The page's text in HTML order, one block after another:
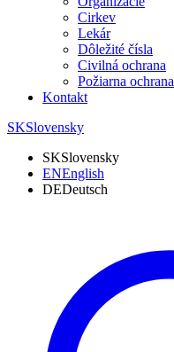
Cirkev
Lekár
Dôležité čísla
Civilná ochrana
Požiarna ochrana
Kontakt
SKSlovensky
SKSlovensky
ENEnglish
DEDeutsch